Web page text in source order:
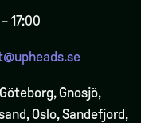
17:00
Gnosjö,
Oslo, Sandefjord,